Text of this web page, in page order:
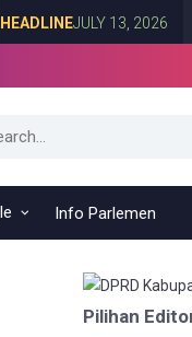
JULY 13, 2026 Roy
Info Parlemen
Pilihan